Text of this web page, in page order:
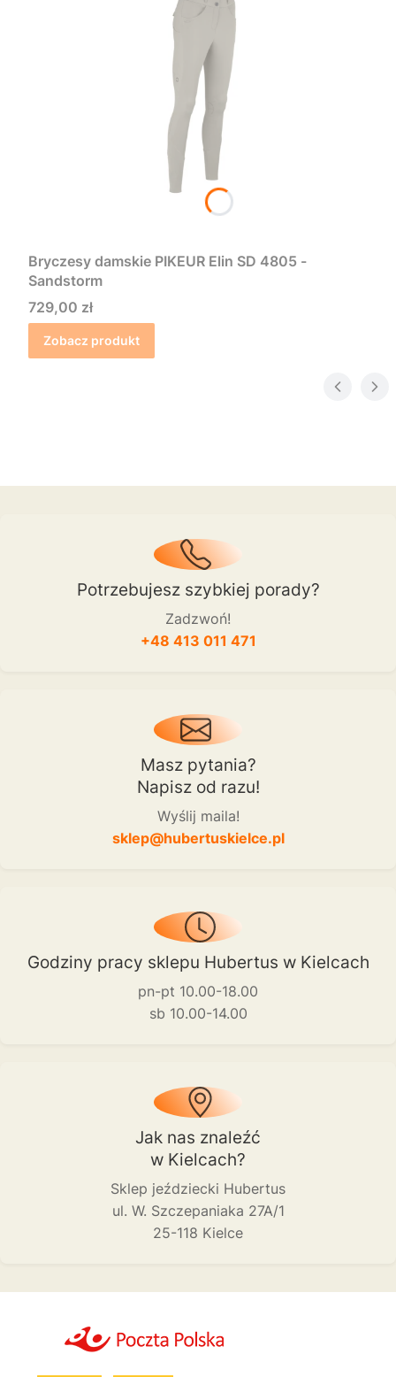
Bryczesy damskie PIKEUR Elin SD 4805 -
Sandstorm
Cena
729,00 zł
Zobacz produkt
Potrzebujesz szybkiej porady?
Zadzwoń!
+48 413 011 471
Masz pytania?
Napisz od razu!
Wyślij maila!
sklep@hubertuskielce.pl
Godziny pracy sklepu Hubertus w Kielcach
pn-pt 10.00-18.00
sb 10.00-14.00
Jak nas znaleźć
w Kielcach?
Sklep jeździecki Hubertus
ul. W. Szczepaniaka 27A/1
25-118 Kielce